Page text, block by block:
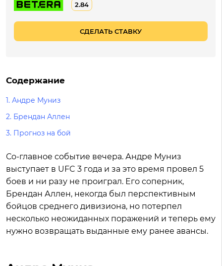
2.84
СДЕЛАТЬ СТАВКУ
Содержание
1. Андре Муниз
2. Брендан Аллен
3. Прогноз на бой
Со-главное событие вечера. Андре Муниз
выступает в UFC 3 года и за это время провел 5
боев и ни разу не проиграл. Его соперник,
Брендан Аллен, некогда был перспективным
бойцов среднего дивизиона, но потерпел
несколько неожиданных поражений и теперь ему
нужно возвращать выданные ему ранее авансы.